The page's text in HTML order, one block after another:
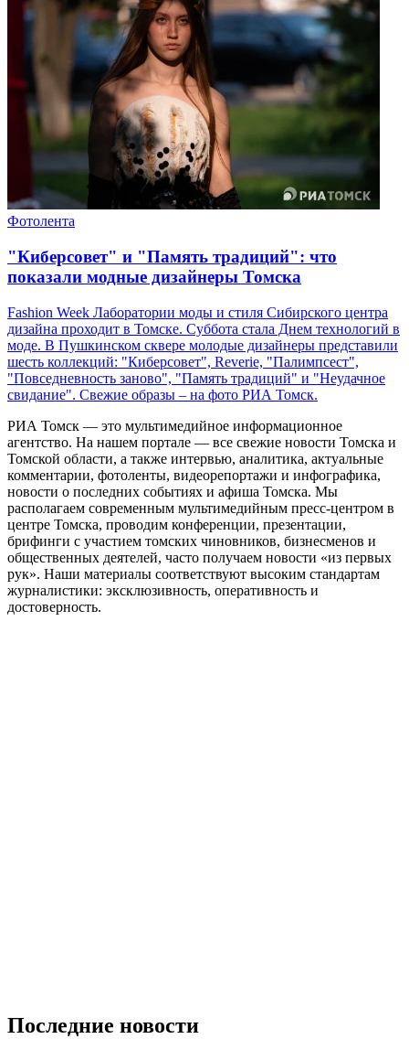
Фотолента
"Киберсовет" и "Память традиций": что
показали модные дизайнеры Томска
Fashion Week Лаборатории моды и стиля Сибирского центра
дизайна проходит в Томске. Суббота стала Днем технологий в
моде. В Пушкинском сквере молодые дизайнеры представили
шесть коллекций: "Киберсовет", Reverie, "Палимпсест",
"Повседневность заново", "Память традиций" и "Неудачное
свидание". Свежие образы – на фото РИА Томск.
РИА Томск — это мультимедийное информационное
агентство. На нашем портале — все свежие новости Томска и
Томской области, а также интервью, аналитика, актуальные
комментарии, фотоленты, видеорепортажи и инфографика,
новости о последних событиях и афиша Томска. Мы
располагаем современным мультимедийным пресс-центром в
центре Томска, проводим конференции, презентации,
брифинги с участием томских чиновников, бизнесменов и
общественных деятелей, часто получаем новости «из первых
рук». Наши материалы соответствуют высоким стандартам
журналистики: эксклюзивность, оперативность и
достоверность.
Последние новости